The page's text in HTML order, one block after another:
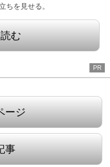
ちを見せる。
む
PR
ージ
事